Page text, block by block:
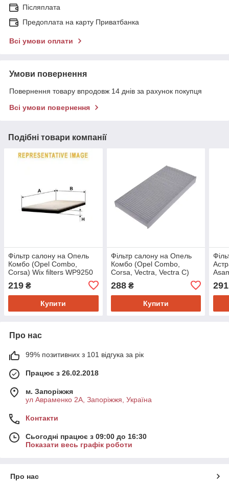
Післяплата
Предоплата на карту Приватбанка
Всі умови оплати
Умови повернення
Повернення товару впродовж 14 днів за рахунок покупця
Всі умови повернення
Подібні товари компанії
Фільтр салону на Опель
Комбо (Opel Combo,
Corsa) Wix filters WP9250
219 ₴
Купити
Фільтр салону на Опель
Комбо (Opel Combo,
Corsa, Vectra, Vectra C)
288₴
Купити
291
Про нас
99% позитивних з 101 відгука за рік
Працює з 26.02.2018
м. Запоріжжя
ул Авраменко 2А, Запоріжжя, Україна
Контакти
Сьогодні працює з 09:00 до 16:30
Показати весь графік роботи
Про нас